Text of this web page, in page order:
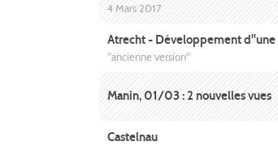
4 Mars 2017
Atrecht - Développement d"une
"ancienne version"
Manin, 01/03 : 2 nouvelles vues
Castelnau